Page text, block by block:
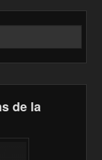
de la